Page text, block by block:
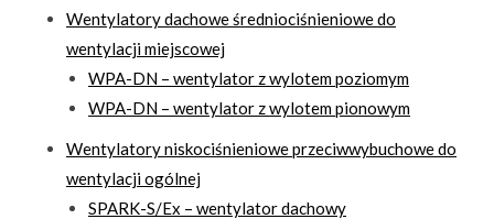
Wentylatory dachowe średniociśnieniowe do
wentylacji miejscowej
WPA-DN – wentylator z wylotem poziomym
WPA-DN – wentylator z wylotem pionowym
Wentylatory niskociśnieniowe przeciwwybuchowe do
wentylacji ogólnej
SPARK-S/Ex – wentylator dachowy